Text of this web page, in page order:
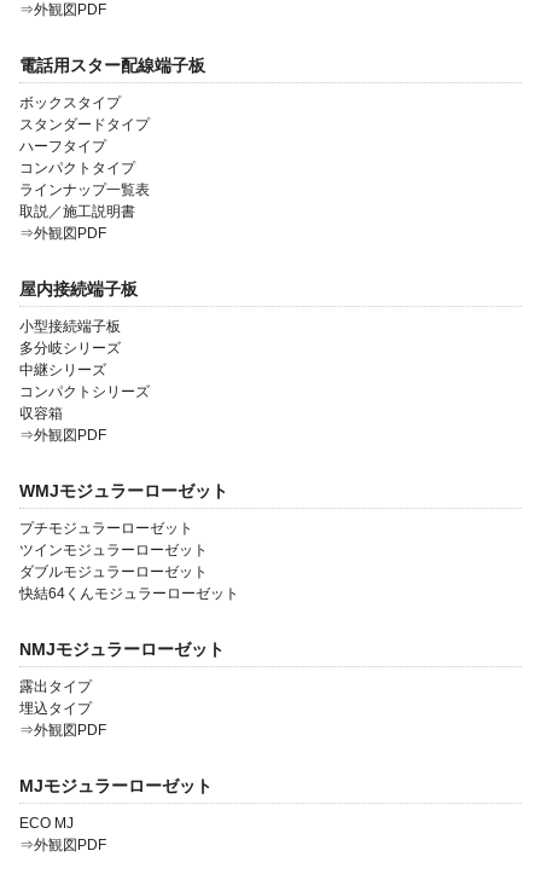
OEM・受託開発
⇒外観図PDF
電話用スター配線端子板
ボックスタイプ
スタンダードタイプ
ハーフタイプ
コンパクトタイプ
ラインナップ一覧表
取説／施工説明書
⇒外観図PDF
屋内接続端子板
小型接続端子板
多分岐シリーズ
中継シリーズ
コンパクトシリーズ
収容箱
⇒外観図PDF
WMJモジュラーローゼット
プチモジュラーローゼット
ツインモジュラーローゼット
ダブルモジュラーローゼット
快結64くんモジュラーローゼット
NMJモジュラーローゼット
露出タイプ
埋込タイプ
⇒外観図PDF
MJモジュラーローゼット
ECO MJ
⇒外観図PDF